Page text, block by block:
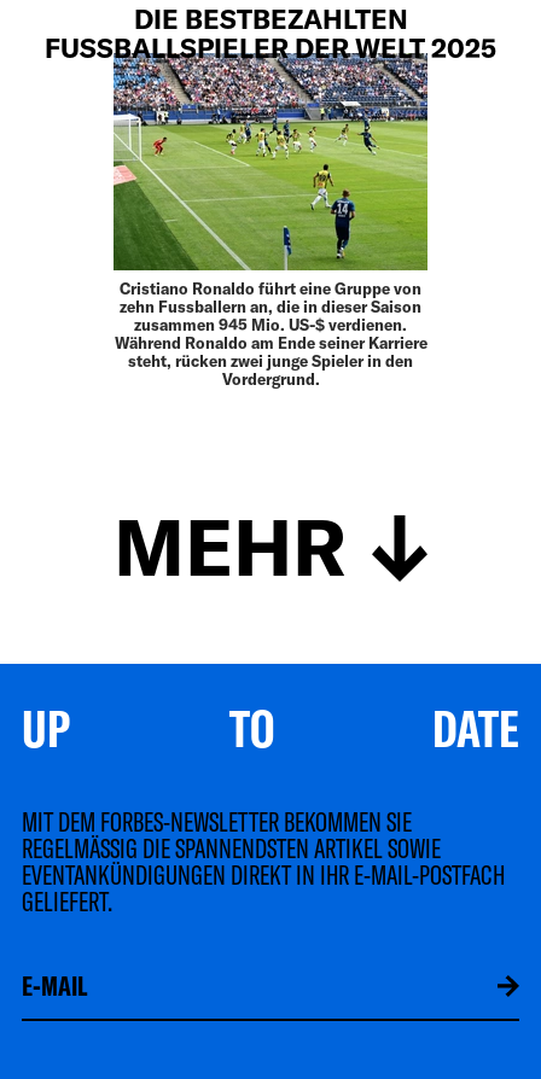
DIE BESTBEZAHLTEN
FUSSBALLSPIELER DER WELT 2025
Cristiano Ronaldo führt eine Gruppe von
zehn Fussballern an, die in dieser Saison
zusammen 945 Mio. US-$ verdienen.
Während Ronaldo am Ende seiner Karriere
steht, rücken zwei junge Spieler in den
Vordergrund.
MEHR
UP TO DATE
MIT DEM FORBES-NEWSLETTER BEKOMMEN SIE
REGELMÄSSIG DIE SPANNENDSTEN ARTIKEL SOWIE
EVENTANKÜNDIGUNGEN DIREKT IN IHR E-MAIL-POSTFACH
GELIEFERT.